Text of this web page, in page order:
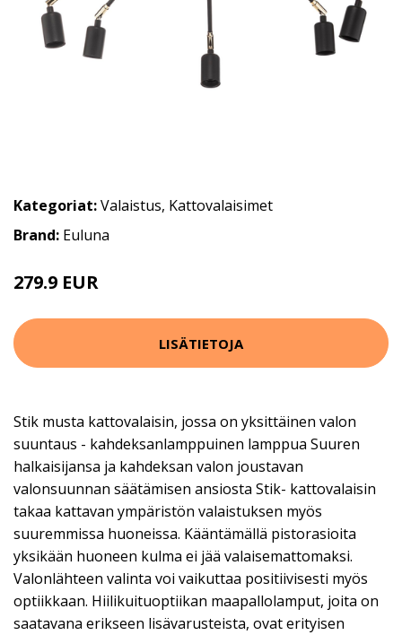
Kategoriat:Valaistus, Kattovalaisimet
Brand: Euluna
279.9 EUR
LISÄTIETOJA
Stik musta kattovalaisin, jossa on yksittäinen valon
suuntaus - kahdeksanlamppuinen lamppua Suuren
halkaisijansa ja kahdeksan valon joustavan
valonsuunnan säätämisen ansiosta Stik- kattovalaisin
takaa kattavan ympäristön valaistuksen myös
suuremmissa huoneissa. Kääntämällä pistorasioita
yksikään huoneen kulma ei jää valaisemattomaksi.
Valonlähteen valinta voi vaikuttaa positiivisesti myös
optiikkaan. Hiilikuituoptiikan maapallolamput, joita on
saatavana erikseen lisävarusteista, ovat erityisen